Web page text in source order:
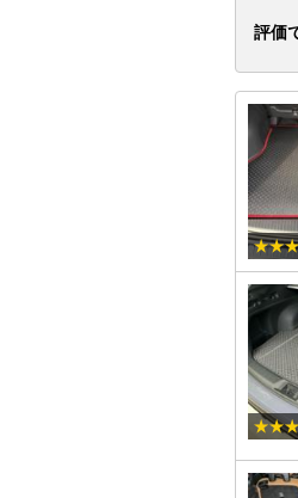
評価